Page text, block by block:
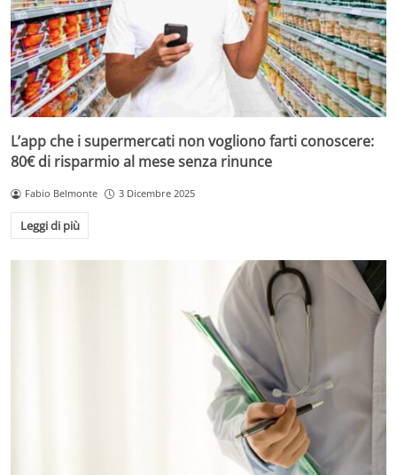
L’app che i supermercati non vogliono farti conoscere:
80€ di risparmio al mese senza rinunce
Fabio Belmonte 3 Dicembre 2025
Leggi di più